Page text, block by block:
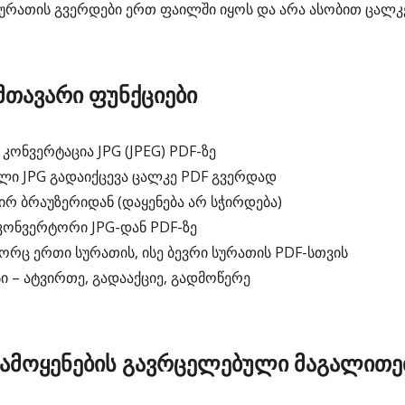
გვერდები ერთ ფაილში იყოს და არა ასობით
ფუნქციები
JPG (JPEG) PDF-ზე
JPG გადაიქცევა ცალკე PDF გვერდად
ბრაუზერიდან (დაყენება არ სჭირდება)
JPG-დან PDF-ზე
ერთი სურათის, ისე ბევრი სურათის PDF-სთვის
– ატვირთე, გადააქციე, გადმოწერე
გავრცელებული